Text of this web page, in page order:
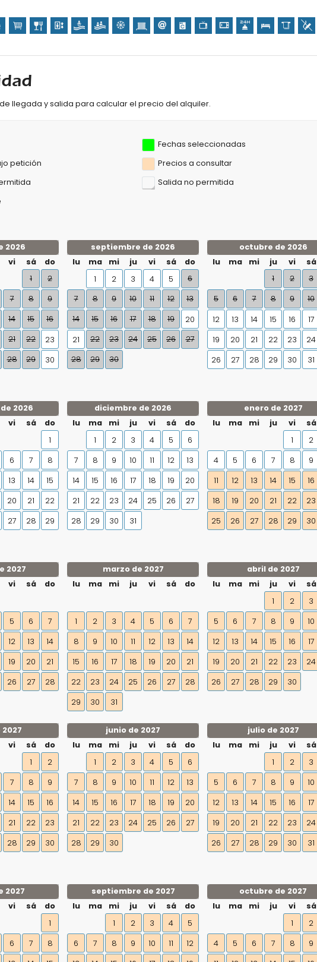
llegada y salida para calcular el precio del alquiler.
Fechas seleccionadas
petición
Precios a consultar
Salida no permitida
2026
vi sá
do
1
2
7 8
9
14 15
16
21 22
23
28 29
30
septiembre de 2026
lu
ma mi ju vi sá
do
1
2 3 4 5
6
7
8 9 10 11 12
13
14
15 16 17 18 19
20
21
22 23 24 25 26
27
28
29 30
octubre de 2026
lu
ma mi ju vi sá
1
2 3
5
6 7 8 9 10
12 13 14 15 16 17
19
20 21 22 23 24
26
27 28 29 30 31
2026
vi sá
do
1
6 7
8
13 14
15
20 21
22
27 28
29
diciembre de 2026
lu
ma mi ju vi sá
do
1
2 3 4 5
6
7
8 9 10 11 12
13
14
15 16 17 18 19
20
21
22 23 24 25 26
27
28
29 30 31
enero de 2027
lu
ma mi ju vi sá
1
2
4
5 6 7 8 9
11
12 13 14 15 16
18
19 20 21 22 23
25
26 27 28 29 30
2027
vi sá do
5 6
7
12 13
14
19 20
21
26 27 28
marzo de 2027
lu
ma mi ju vi sá do
1 2 3 4 5 6
7
8
9 10 11 12 13
14
15
16 17 18 19 20
21
22
23 24 25 26 27
28
29
30 31
abril de 2027
lu
ma mi ju vi sá
1
2 3
5
6 7 8 9 10
12
13 14 15 16 17
19
20 21 22 23 24
26
27 28 29 30
vi sá
do
1
2
7 8
9
14 15
16
21 22
23
28 29
30
junio de 2027
lu
ma mi ju vi sá
do
1
2 3 4 5
6
7
8 9 10 11 12
13
14
15 16 17 18 19
20
21
22 23 24 25 26
27
28
29 30
julio de 2027
lu
ma mi ju vi sá
1
2 3
5
6 7 8 9 10
12
13 14 15 16 17
19
20 21 22 23 24
26
27 28 29 30 31
2027
vi sá
do
1
6 7
8
septiembre de 2027
lu
ma mi ju vi sá
do
1
2 3 4
5
6
7 8 9 10 11
12
octubre de 2027
lu
ma mi ju vi sá
1
2
4
5 6 7 8 9